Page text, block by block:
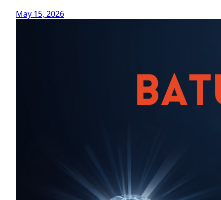
May 15, 2026